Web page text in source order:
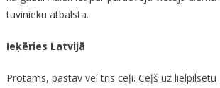
tuvinieku atbalsta.
Ieķēries Latvijā
Protams, pastāv vēl trīs ceļi. Ceļš uz lielpilsētu